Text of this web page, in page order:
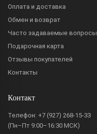
Оплата и доставка
Обмен и возврат
Часто задаваемые вопросы
Подарочная карта
Отзывы покупателей
Контакты
Контакт
Телефон: +7 (927) 268-15-33
(Пн–Пт 9:00–16:30 МСК)